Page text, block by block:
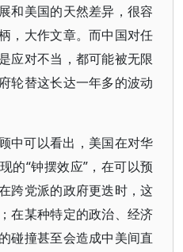
和美国的天然差异，很容
，大作文章。而中国对任
应对不当，都可能被无限
轮替这长达一年多的波动
中可以看出，美国在对华
的“钟摆效应”，在可以预
跨党派的政府更迭时，这
在某种特定的政治、经济
碰撞甚至会造成中美间直